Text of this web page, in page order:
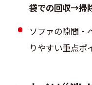
袋での回収→掃
ソファの隙間・
りやすい重点ポ